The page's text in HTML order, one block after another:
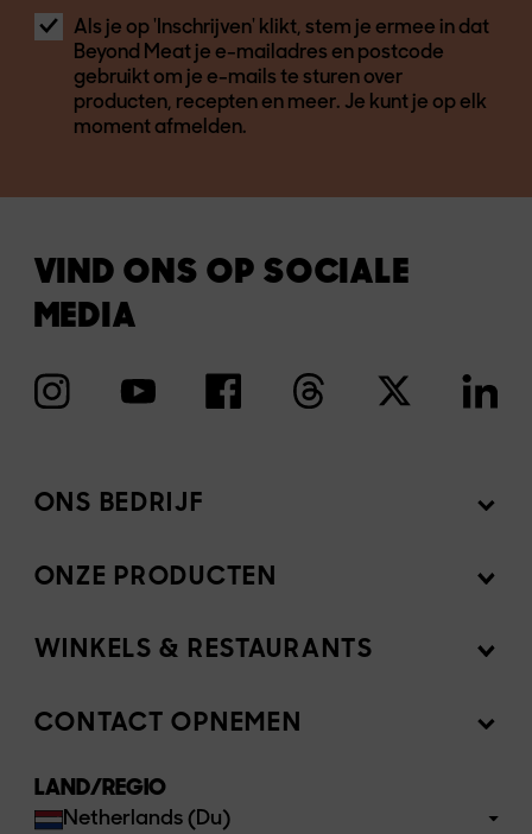
Als je op 'Inschrijven' klikt, stem je ermee in dat
Beyond Meat je e-mailadres en postcode
gebruikt om je e-mails te sturen over
producten, recepten en meer. Je kunt je op elk
moment afmelden.
VIND ONS OP SOCIALE
MEDIA
ONS BEDRIJF
Missie
Newsroom
Investeerders
Werken bij Beyond Meat EMEA
ONZE PRODUCTEN
Producten
Ingrediënten
Recepten
WINKELS & RESTAURANTS
Verkoop onze producten
CONTACT OPNEMEN
Veelgestelde Vragen
LAND/REGIO
Netherlands (Du)